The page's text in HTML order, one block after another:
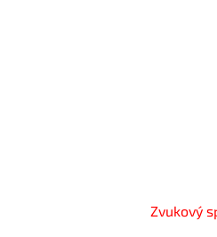
Zvukový